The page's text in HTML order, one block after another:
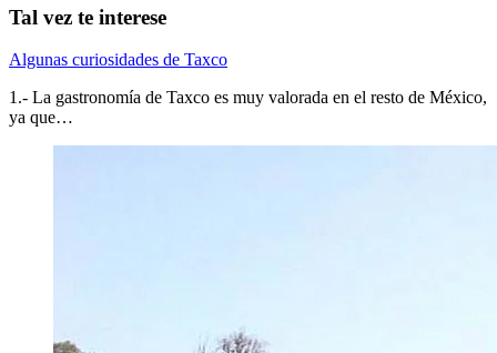
Tal vez te interese
Algunas curiosidades de Taxco
1.- La gastronomía de Taxco es muy valorada en el resto de México,
ya que…